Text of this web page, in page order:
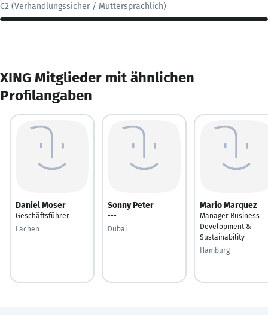
C2 (Verhandlungssicher / Muttersprachlich)
XING Mitglieder mit ähnlichen
Profilangaben
Daniel Moser
Geschäftsführer
Lachen
Sonny Peter
---
Dubai
Mario Marquez
Manager Business
Development &
Sustainability
Hamburg